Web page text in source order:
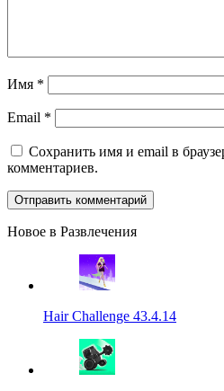
Имя *
Email *
Сохранить имя и email в
комментариев.
Новое в Развлечения
Hair Challenge 43.4.14